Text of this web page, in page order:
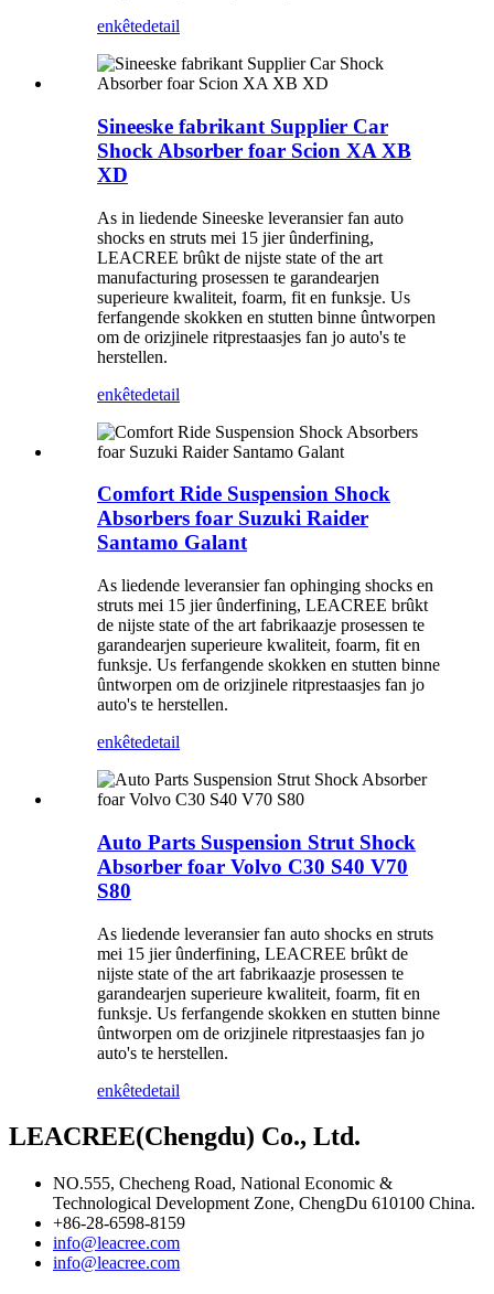
enkêtedetail
Sineeske fabrikant Supplier Car
Shock Absorber foar Scion XA XB
XD
As in liedende Sineeske leveransier fan auto
shocks en struts mei 15 jier ûnderfining,
LEACREE brûkt de nijste state of the art
manufacturing prosessen te garandearjen
superieure kwaliteit, foarm, fit en funksje. Us
ferfangende skokken en stutten binne ûntworpen
om de orizjinele ritprestaasjes fan jo auto's te
herstellen.
enkêtedetail
Comfort Ride Suspension Shock
Absorbers foar Suzuki Raider
Santamo Galant
As liedende leveransier fan ophinging shocks en
struts mei 15 jier ûnderfining, LEACREE brûkt
de nijste state of the art fabrikaazje prosessen te
garandearjen superieure kwaliteit, foarm, fit en
funksje. Us ferfangende skokken en stutten binne
ûntworpen om de orizjinele ritprestaasjes fan jo
auto's te herstellen.
enkêtedetail
Auto Parts Suspension Strut Shock
Absorber foar Volvo C30 S40 V70
S80
As liedende leveransier fan auto shocks en struts
mei 15 jier ûnderfining, LEACREE brûkt de
nijste state of the art fabrikaazje prosessen te
garandearjen superieure kwaliteit, foarm, fit en
funksje. Us ferfangende skokken en stutten binne
ûntworpen om de orizjinele ritprestaasjes fan jo
auto's te herstellen.
enkêtedetail
LEACREE(Chengdu) Co., Ltd.
NO.555, Checheng Road, National Economic &
Technological Development Zone, ChengDu 610100 China.
+86-28-6598-8159
info@leacree.com
info@leacree.com